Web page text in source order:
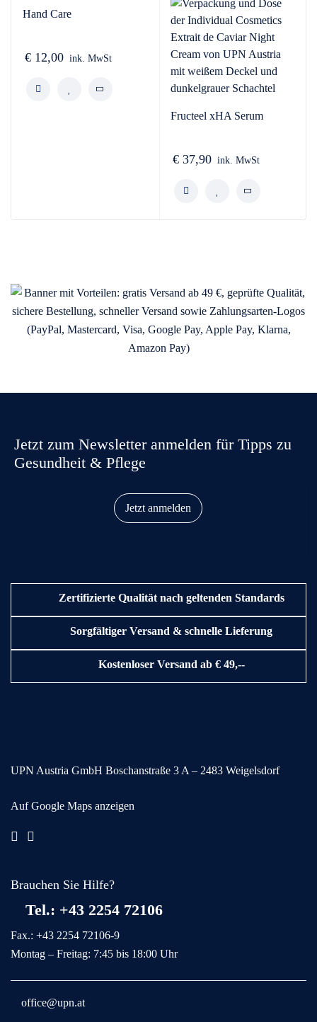
Hand Care
€ 12,00 ink. MwSt
Fructeel xHA Serum
€ 37,90 ink. MwSt
Jetzt zum Newsletter anmelden für Tipps zu
Gesundheit & Pflege
Jetzt anmelden
Zertifizierte Qualität nach geltenden Standards
Sorgfältiger Versand & schnelle Lieferung
Kostenloser Versand ab € 49,--
UPN Austria GmbH Boschanstraße 3 A – 2483 Weigelsdorf
Auf Google Maps anzeigen
Brauchen Sie Hilfe?
Tel.: +43 2254 72106
Fax.: +43 2254 72106-9
Montag – Freitag: 7:45 bis 18:00 Uhr
office@upn.at